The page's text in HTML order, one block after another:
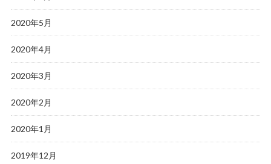
2020年5月
2020年4月
2020年3月
2020年2月
2020年1月
2019年12月